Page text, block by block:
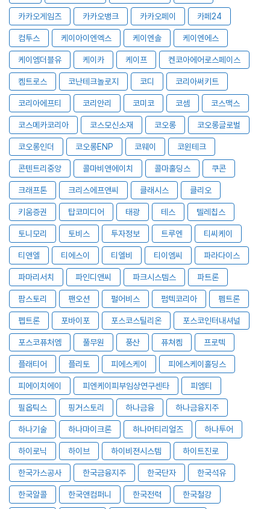
카카오게임즈 카카오뱅크 카카오페이 카페24
컴투스 케이아이엔엑스 케이엔솔 케이엔에스
케이엠더블유 케이카 케이프 켄코아에어로스페이스
켐트로스 코난테크놀로지 코디 코리아써키트
코리아에프티 코리안리 코미코 코셈 코스맥스
코스메카코리아 코스모신소재 코오롱 코오롱글로벌
코오롱인더 코오롱ENP 코웨이 코윈테크
콘텐트리중앙 콜마비앤에이치 콜마홀딩스 쿠콘
크래프톤 크리스에프앤씨 클래시스 클리오
키움증권 탑코미디어 태광 테스 텔레칩스
토니모리 토비스 투자정보 트루엔 티씨케이
티앤엘 티에스이 티엘비 티이엠씨 파라다이스
파마리서치 파인디앤씨 파크시스템스 파트론
팜스토리 팬오션 펄어비스 펌텍코리아 펨트론
펩트론 포바이포 포스코스틸리온 포스코인터내셔널
포스코퓨처엠 풀무원 풍산 퓨쳐켐 프로텍
플래티어 플리토 피에스케이 피에스케이홀딩스
피에이치에이 피엔케이피부임상연구센타 피엠티
필옵틱스 핑거스토리 하나금융 하나금융지주
하나기술 하나마이크론 하나머티리얼즈 하나투어
하이로닉 하이브 하이비젼시스템 하이트진로
한국가스공사 한국금융지주 한국단자 한국석유
한국알콜 한국앤컴퍼니 한국전력 한국철강